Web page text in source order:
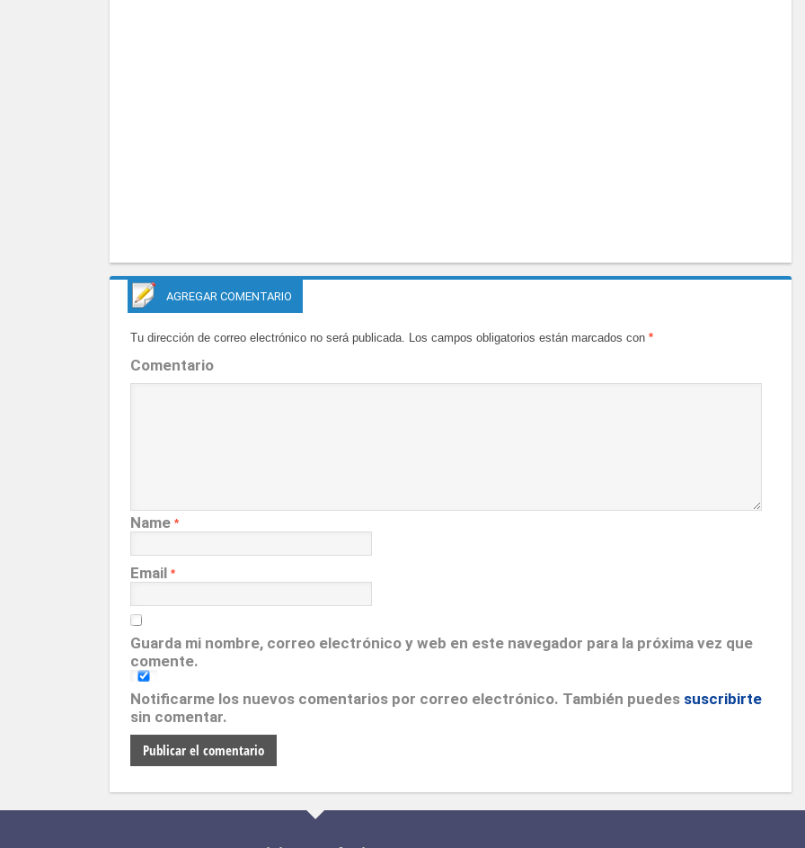
AGREGAR COMENTARIO
Tu dirección de correo electrónico no será publicada. Los campos obligatorios están marcados con *
Comentario
Name *
Email *
Guarda mi nombre, correo electrónico y web en este navegador para la próxima vez que
comente.
Notificarme los nuevos comentarios por correo electrónico. También puedes suscribirte
sin comentar.